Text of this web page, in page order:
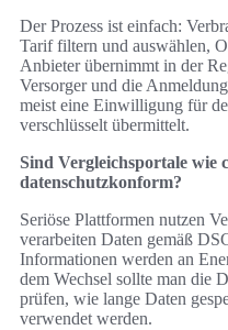
Der Prozess ist einfach:
Tarif filtern und auswählen,
Anbieter übernimmt in der
Versorger und die
meist eine Einwilligung für
verschlüsselt übermittelt.
Sind Vergleichsportale wie
datenschutzkonform?
Seriöse Plattformen nutzen
verarbeiten Daten gemäß
Informationen werden an
dem Wechsel sollte man die
prüfen, wie lange Daten
verwendet werden.